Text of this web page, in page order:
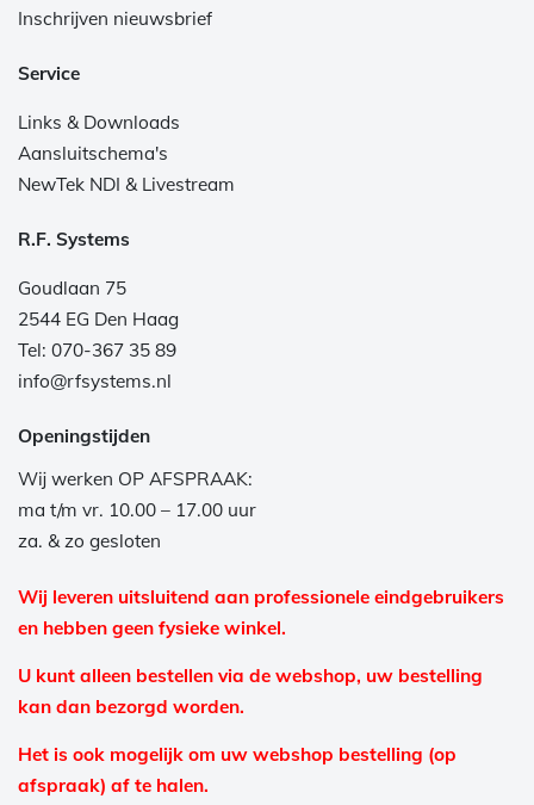
Inschrijven nieuwsbrief
Service
Links & Downloads
Aansluitschema's
NewTek NDI & Livestream
R.F. Systems
Goudlaan 75
2544 EG Den Haag
Tel: 070-367 35 89
info@rfsystems.nl
Openingstijden
Wij werken OP AFSPRAAK:
ma t/m vr. 10.00 – 17.00 uur
za. & zo gesloten
Wij leveren uitsluitend aan professionele eindgebruikers
en hebben geen fysieke winkel.
U kunt alleen bestellen via de webshop, uw bestelling
kan dan bezorgd worden.
Het is ook mogelijk om uw webshop bestelling (op
afspraak) af te halen.